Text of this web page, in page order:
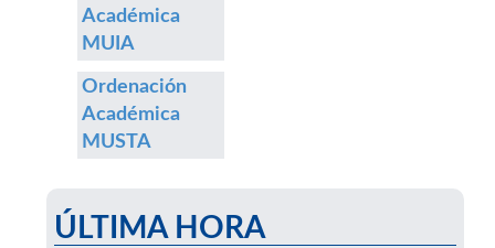
Académica
MUIA
Ordenación
Académica
MUSTA
ÚLTIMA HORA